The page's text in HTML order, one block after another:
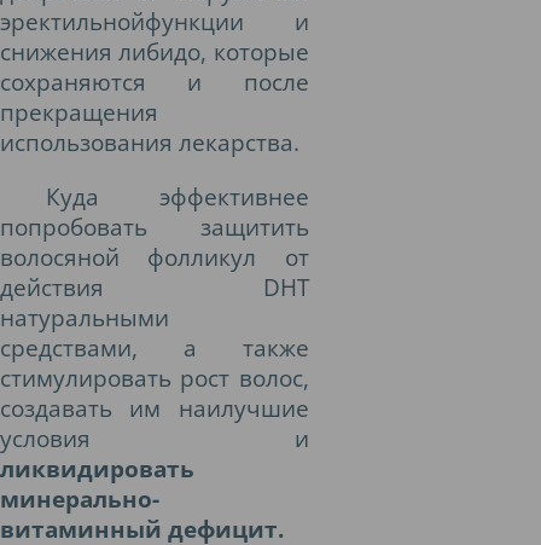
эректильнойфункции и
снижения либидо, которые
сохраняются и после
прекращения
использования лекарства.
Куда эффективнее
попробовать защитить
волосяной фолликул от
действия DHT
натуральными
средствами, а также
стимулировать рост волос,
создавать им наилучшие
условия и
ликвидировать
минерально-
витаминный дефицит.